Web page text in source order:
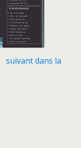
suivant dans la